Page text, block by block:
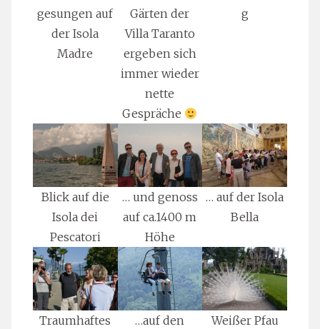
gesungen auf
der Isola
Madre
Gärten der
Villa Taranto
ergeben sich
immer wieder
nette
Gespräche
g
Blick auf die
Isola dei
Pescatori
… und genoss
auf ca.1400 m
Höhe
… auf der Isola
Bella
Traumhaftes
…auf den
Weißer Pfau